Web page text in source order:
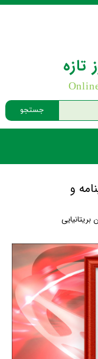
جستجو
تازه
و
بریتانیایی